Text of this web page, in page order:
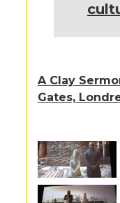
A Clay
Gates,